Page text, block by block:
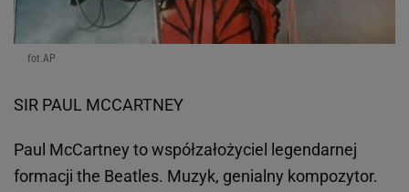
fot.AP
SIR PAUL MCCARTNEY
Paul McCartney to współzałożyciel legendarnej
formacji the Beatles. Muzyk, genialny kompozytor.